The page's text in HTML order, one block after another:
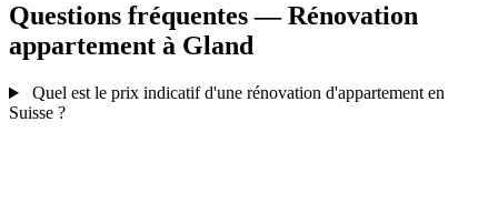
Questions fréquentes — Rénovation
appartement à Gland
Quel est le prix indicatif d'une rénovation d'appartement en
Suisse ?